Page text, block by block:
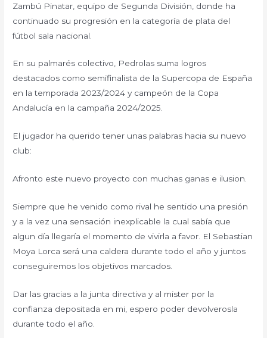
Zambú Pinatar, equipo de Segunda División, donde ha
continuado su progresión en la categoría de plata del
fútbol sala nacional.
En su palmarés colectivo, Pedrolas suma logros
destacados como semifinalista de la Supercopa de España
en la temporada 2023/2024 y campeón de la Copa
Andalucía en la campaña 2024/2025.
El jugador ha querido tener unas palabras hacia su nuevo
club:
Afronto este nuevo proyecto con muchas ganas e ilusion.
Siempre que he venido como rival he sentido una presión
y a la vez una sensación inexplicable la cual sabía que
algun día llegaría el momento de vivirla a favor. El Sebastian
Moya Lorca será una caldera durante todo el año y juntos
conseguiremos los objetivos marcados.
Dar las gracias a la junta directiva y al mister por la
confianza depositada en mi, espero poder devolverosla
durante todo el año.